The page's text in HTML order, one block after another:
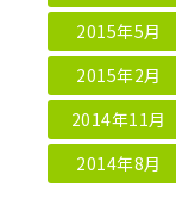
2015年5月
2015年2月
2014年11月
2014年8月